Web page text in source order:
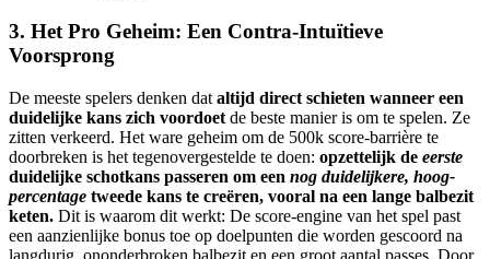
3. Het Pro Geheim: Een Contra-Intuïtieve
Voorsprong
De meeste spelers denken dat altijd direct schieten wanneer een
duidelijke kans zich voordoet de beste manier is om te spelen. Ze
zitten verkeerd. Het ware geheim om de 500k score-barrière te
doorbreken is het tegenovergestelde te doen: opzettelijk de eerste
duidelijke schotkans passeren om een nog duidelijkere, hoog-
percentage tweede kans te creëren, vooral na een lange balbezit
keten. Dit is waarom dit werkt: De score-engine van het spel past
een aanzienlijke bonus toe op doelpunten die worden gescoord na
langdurig, ononderbroken balbezit en een groot aantal passes. Door